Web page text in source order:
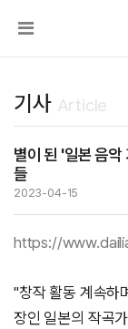
기사 Article
별이 된 '일본 음
들
2023-04-15
https://
"창작 활동 계속하
장인 일본의 작곡